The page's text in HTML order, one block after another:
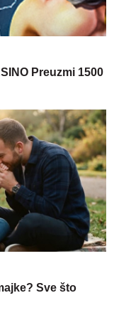
Preuzmi 1500
Sve što